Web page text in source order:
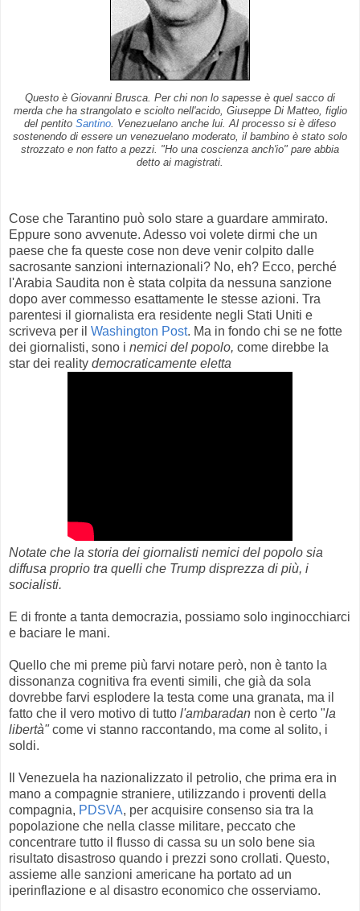
Questo è Giovanni Brusca. Per chi non lo sapesse è quel sacco di
merda che ha strangolato e sciolto nell'acido, Giuseppe Di Matteo, figlio
del pentito Santino . Venezuelano anche lui. Al processo si è difeso
sostenendo di essere un venezuelano moderato, il bambino è stato solo
strozzato e non fatto a pezzi. "Ho una coscienza anch'io" pare abbia
detto ai magistrati.
Cose che Tarantino può solo stare a guardare ammirato.
Eppure sono avvenute. Adesso voi volete dirmi che un
paese che fa queste cose non deve venir colpito dalle
sacrosante sanzioni internazionali? No, eh? Ecco, perché
l'Arabia Saudita non è stata colpita da nessuna sanzione
dopo aver commesso esattamente le stesse azioni. Tra
parentesi il giornalista era residente negli Stati Uniti e
scriveva per il Washington Post. Ma in fondo chi se ne fotte
dei giornalisti, sono i nemici del popolo, come direbbe la
star dei reality democraticamente eletta
Notate che la storia dei giornalisti nemici del popolo sia
diffusa proprio tra quelli che Trump disprezza di più, i
socialisti.
E di fronte a tanta democrazia, possiamo solo inginocchiarci
e baciare le mani.
Quello che mi preme più farvi notare però, non è tanto la
dissonanza cognitiva fra eventi simili, che già da sola
dovrebbe farvi esplodere la testa come una granata, ma il
fatto che il vero motivo di tutto l'ambaradan non è certo "la
libertà"come vi stanno raccontando, ma come al solito, i
soldi.
Il Venezuela ha nazionalizzato il petrolio, che prima era in
mano a compagnie straniere, utilizzando i proventi della
compagnia, PDSVA, per acquisire consenso sia tra la
popolazione che nella classe militare, peccato che
concentrare tutto il flusso di cassa su un solo bene sia
risultato disastroso quando i prezzi sono crollati. Questo,
assieme alle sanzioni americane ha portato ad un
iperinflazione e al disastro economico che osserviamo.